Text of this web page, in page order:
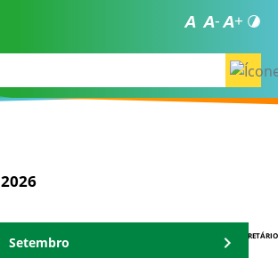
2026
AGENDA DO SECRETÁRIO
Setembro